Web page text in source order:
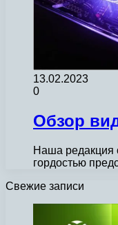
13.02.2023
0
Обзор
Наша редакция
гордостью
Свежие записи